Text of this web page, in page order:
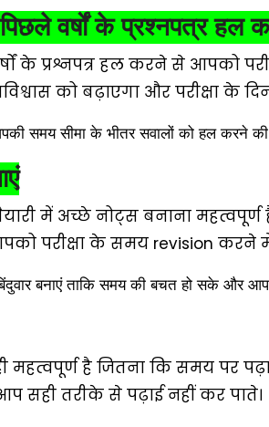
वर्षों के प्रश्नपत्र हल
के प्रश्नपत्र हल करने से आपको
को बढ़ाएगा और परीक्षा के
समय सीमा के भीतर सवालों को हल करने की
तैयारी में अच्छे नोट्स बनाना
परीक्षा के समय revision करने में
बनाएं ताकि समय की बचत हो सके और
महत्वपूर्ण है जितना कि समय पर
सही तरीके से पढ़ाई नहीं कर पाते।